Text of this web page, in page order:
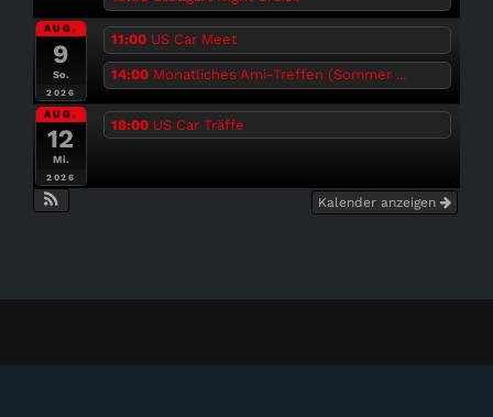
AUG.
9
So.
2026
11:00 US Car Meet
14:00 Monatliches Ami-Treffen (Sommer ...
AUG.
12
Mi.
2026
18:00 US Car Träffe
Kalender anzeigen